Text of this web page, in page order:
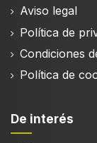
Aviso legal
Política de
Condiciones
Política de
De interés